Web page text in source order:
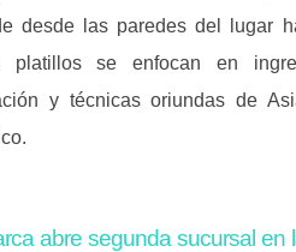
desde las paredes del lugar
platillos se enfocan en
y técnicas oriundas de
abre segunda sucursal en